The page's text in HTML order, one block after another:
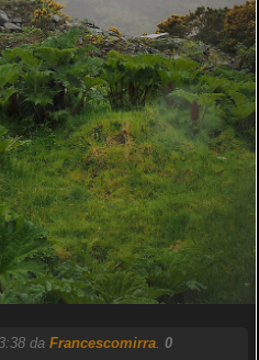
da Francescomirra. 0